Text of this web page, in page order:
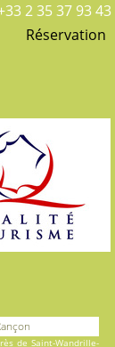
2 35 37 93 43
Réservation
de Saint-Wandrille-